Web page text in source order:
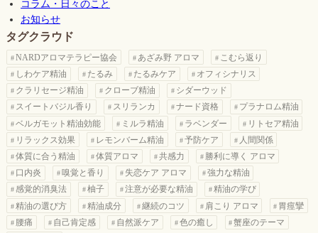
コラム・日々のこと
お知らせ
タグクラウド
NARDアロマテラピー協会 あざみ野 アロマ
こむら返り
しわケア精油
たるみ たるみケア
オフィシナリス
クラリセージ精油
クローブ精油
シダーウッド
スイートバジル香り
スリランカ ナード資格
プラナロム精油
ベルガモット精油効能
ミルラ精油 ラベンダー
リトセア精油
リラックス効果
レモンバーム精油 予防ケア
人間関係
体質に合う精油
体質アロマ 共感力
勝利に導く アロマ
口内炎
嗅覚と香り 失恋ケア アロマ
強力な精油
感覚的消臭法
柚子 注意が必要な精油
精油の学び
精油の選び方
精油成分 継続のコツ 肩こり アロマ
胃痙攣
腰痛
自己肯定感 自然派ケア 色の癒し
蟹座のテーマ